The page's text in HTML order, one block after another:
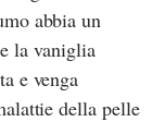
abbia un
la vaniglia
e venga
della pelle